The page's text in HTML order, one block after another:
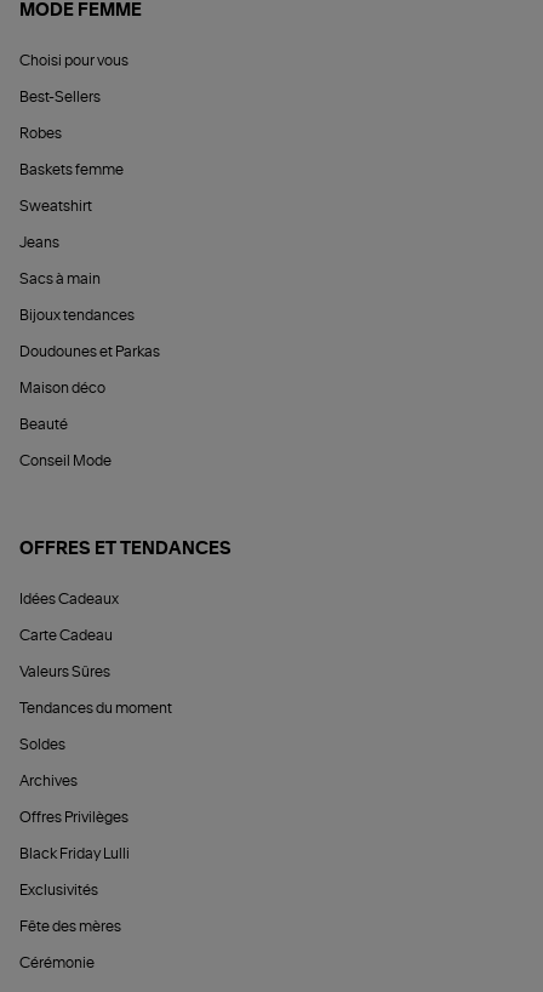
MODE FEMME
Choisi pour vous
Best-Sellers
Robes
Baskets femme
Sweatshirt
Jeans
Sacs à main
Bijoux tendances
Doudounes et Parkas
Maison déco
Beauté
Conseil Mode
OFFRES ET TENDANCES
Idées Cadeaux
Carte Cadeau
Valeurs Sûres
Tendances du moment
Soldes
Archives
Offres Privilèges
Black Friday Lulli
Exclusivités
Fête des mères
Cérémonie